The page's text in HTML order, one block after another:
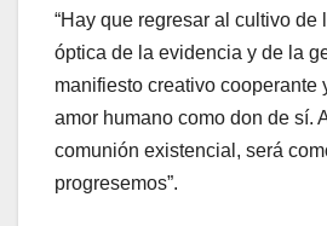
“Hay que regresar al cultivo de
óptica de la evidencia y de la
manifiesto creativo cooperante
amor humano como don de sí.
comunión existencial, será
progresemos”.